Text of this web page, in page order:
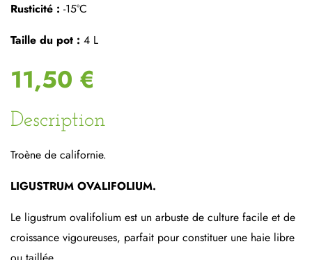
Rusticité : -15°C
Taille du pot : 4 L
11,50 €
Description
Troène de californie.
LIGUSTRUM OVALIFOLIUM.
Le ligustrum ovalifolium est un arbuste de culture facile et de
croissance vigoureuses, parfait pour constituer une haie libre